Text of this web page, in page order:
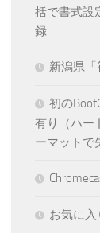
括で書式設
録
新潟県「
初の
有り（ハー
ーマットで
お気に入